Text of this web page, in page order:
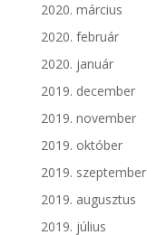
2020. március
2020. február
2020. január
2019. december
2019. november
2019. október
2019. szeptember
2019. augusztus
2019. július